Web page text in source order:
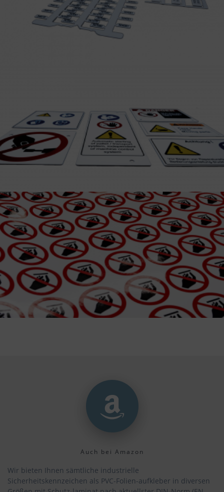
Auch bei Amazon
Wir bieten Ihnen sämtliche industrielle
Sicherheitskennzeichen als PVC-Folien-aufkleber in diversen